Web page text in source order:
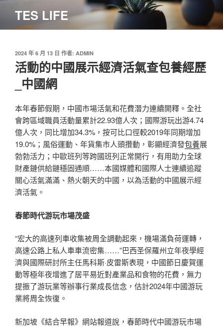
主
TES LIFE
發
佈
於
2024 年 6 月 13 日 作者: ADMIN
活動的中國展示經濟活氣查包養經歷
_中國網
本年春節假期，中國市場活氣和花費潛力連續開釋。全社
會跨區域職員活動量累計22.93億人次；國際游玩出游4.74
億人次，同比增加34.3%，按可比口徑較2019年同期增加
19.0%；風俗運動、年貨集市人頭攢動，彰顯經濟發包養展
勃勃活力；中歐班列等跨國班列正常開行，有用助力全球
財產鏈供給鏈穩固通順……本國媒體和國際人士連續追蹤
關心活氣滿滿、熱火朝天的中國，以為活動的中國展示經
濟活氣。
春節時代游玩市場茂盛
“宏大的高速列車收集被周全調動起來，機場滿負荷運轉，
高速公路上私人車車流密集……”巴西圣保羅州立年夜學經
濟與國際研討所主任馬科斯·皮雷斯表現，中國節日慶賀運
動等極年夜增進了居平易近對產業品和食物的花費，無力
提振了游玩業等辦事行業成長信念，估計2024年中國游玩
業將周全恢復。
新加坡《結合早報》網站報道說，春節時代中國游玩市場